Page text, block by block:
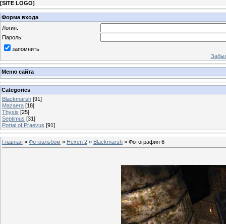
[SITE LOGO]
Форма входа
Логин:
Пароль:
запомнить
Меню сайта
Categories
Blackmarsh [91]
Mazaera [18]
Thysis [25]
Septimus [31]
Portal of Praevus [91]
Главная » Фотоальбом » Hexen 2 » Blackmarsh » Фотография 6